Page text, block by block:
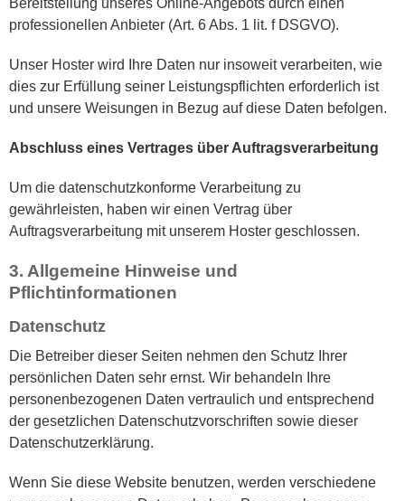
Bereitstellung unseres Online-Angebots durch einen
professionellen Anbieter (Art. 6 Abs. 1 lit. f DSGVO).
Unser Hoster wird Ihre Daten nur insoweit verarbeiten, wie
dies zur Erfüllung seiner Leistungspflichten erforderlich ist
und unsere Weisungen in Bezug auf diese Daten befolgen.
Abschluss eines Vertrages über Auftragsverarbeitung
Um die datenschutzkonforme Verarbeitung zu
gewährleisten, haben wir einen Vertrag über
Auftragsverarbeitung mit unserem Hoster geschlossen.
3. Allgemeine Hinweise und
Pflichtinformationen
Datenschutz
Die Betreiber dieser Seiten nehmen den Schutz Ihrer
persönlichen Daten sehr ernst. Wir behandeln Ihre
personenbezogenen Daten vertraulich und entsprechend
der gesetzlichen Datenschutzvorschriften sowie dieser
Datenschutzerklärung.
Wenn Sie diese Website benutzen, werden verschiedene